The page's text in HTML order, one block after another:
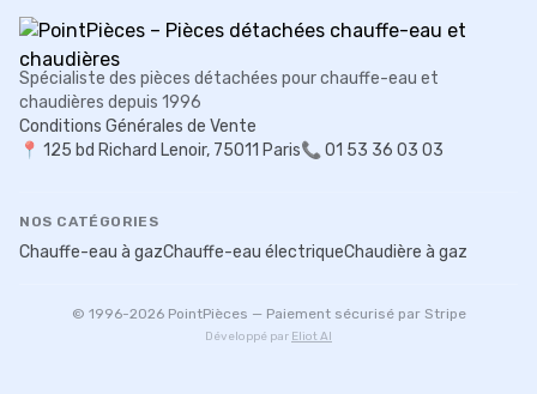
Spécialiste des pièces détachées pour chauffe-eau et
chaudières depuis 1996
Conditions Générales de Vente
📍 125 bd Richard Lenoir, 75011 Paris📞 01 53 36 03 03
NOS CATÉGORIES
Chauffe-eau à gazChauffe-eau électriqueChaudière à gaz
© 1996-2026PointPièces — Paiement sécurisé par Stripe
Développé par Eliot AI